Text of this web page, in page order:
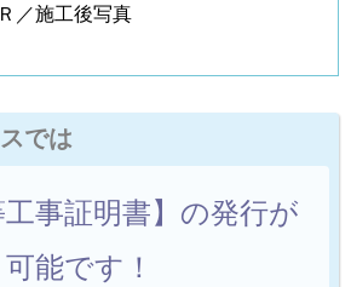
／施工後写真
では
工事証明書】の発行が
可能です！